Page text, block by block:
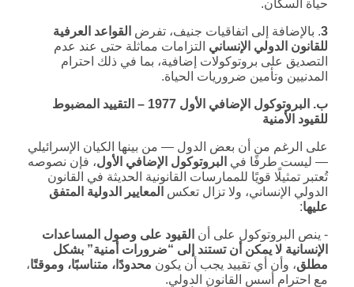
حياة السكان.
3. بالإضافة إلى اتفاقيات جنيف، تفرض القواعد العرفية
للقانون الدولي الإنساني التزامات مماثلة حتى عند عدم
التصديق على بروتوكولات إضافية، بما في ذلك احترام
المدنيين وتأمين ضروريات الحياة.
ب. البروتوكول الإضافي الأول 1977 – التقييد المضبوط
للقيود الأمنية
على الرغم من أن بعض الدول — من بينها الكيان الإسرائيلي
— ليست طرفًا في البروتوكول الإضافي الأول، فإن نصوصه
تُعتبر تمثيلًا قويًا للممارسات القانونية الحديثة في القانون
الدولي الإنساني، ولا تزال تعكس المعايير الدولية المتفق
عليها:
‑ ينص البروتوكول على أن القيود على وصول المساعدات
الإنسانية لا يمكن أن تستند إلى “ضرورات أمنية” بشكل
مطلق، وأن أي تقييد يجب أن يكون محدودًا، متناسبًا، وموقتًا،
مع احترام أسس القانون الدولي.